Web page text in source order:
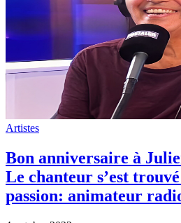
Artistes
France Gall et Michel
vous ne les avez peut-
3 septembre 2022